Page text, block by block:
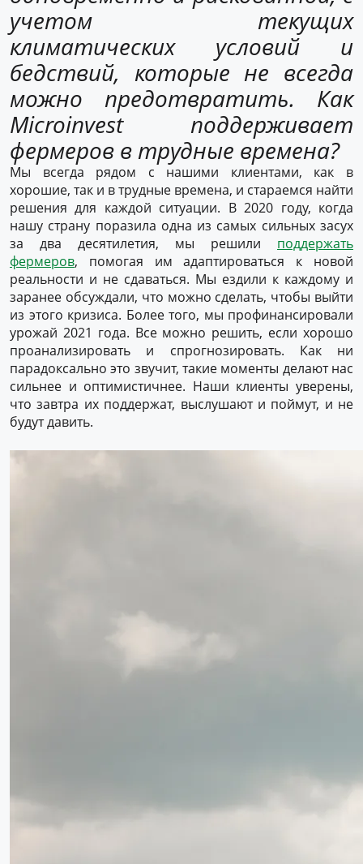
учетом текущих
климатических условий и
бедствий, которые не всегда
можно предотвратить. Как
Microinvest поддерживает
фермеров в трудные времена?
Мы всегда рядом с нашими клиентами, как в
хорошие, так и в трудные времена, и стараемся найти
решения для каждой ситуации. В 2020 году, когда
нашу страну поразила одна из самых сильных засух
за два десятилетия, мы решили поддержать
фермеров, помогая им адаптироваться к новой
реальности и не сдаваться. Мы ездили к каждому и
заранее обсуждали, что можно сделать, чтобы выйти
из этого кризиса. Более того, мы профинансировали
урожай 2021 года. Все можно решить, если хорошо
проанализировать и спрогнозировать. Как ни
парадоксально это звучит, такие моменты делают нас
сильнее и оптимистичнее. Наши клиенты уверены,
что завтра их поддержат, выслушают и поймут, и не
будут давить.